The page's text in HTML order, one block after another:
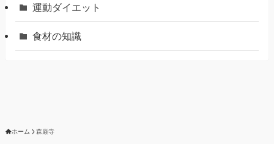
運動ダイエット
食材の知識
ホーム 森巌寺